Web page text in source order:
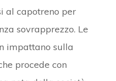
al capotreno per
sovrapprezzo. Le
impattano sulla
procede con